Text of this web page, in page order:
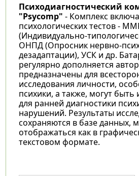
Психодиагностический
"Psycomp" - Комплекс
психологических тестов -
(Индивидуально-
ОНПД (Опросник нервно-
дезадаптации), УСК и др.
регулярно дополняется
предназначены для
исследования личности,
психики, а также, могут
для ранней диагностики
нарушений. Результаты
сохраняются в базе данных,
отображаться как в
текстовом формате.